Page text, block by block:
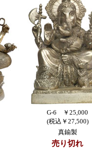
G-6 ￥25,000
(税込￥27,500)
真鍮製
売り切れ